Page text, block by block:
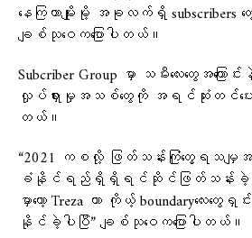
နေကြတာမျိုးမို့ အခုလက်ရှိ subscribers တွ
ချစ်သုဝေကပြောပါတယ်။
Subcriber Group မှာ သမီးလေးတွေအက
လှုပ်ရှားမှုအသစ်တွေကို အရင်ဆုံးတင်ပေ
တယ်။
“2021 ကစလို့ ဖြတ်သန်းကြုံတွေ့ရသမ
ခံနိုင်ရည်ရှိရှိရင်ဆိုင်ဖြတ်သန်းခဲ့
မှာတော့ Treza ဟာ ကိုယ့် boundaryလေးတွ
နိုင်ခဲ့ပါပြီ” ချစ်သုဝေကပြောပါတယ်။